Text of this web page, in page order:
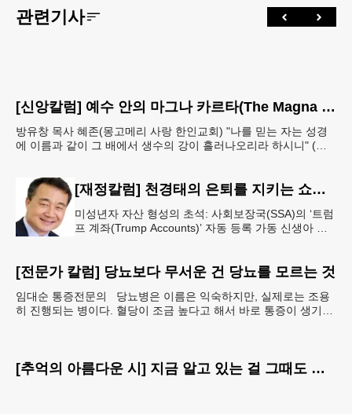
관련기사
[신앙칼럼] 예수 안의 마그나 카르타(The Magna Carta in Jesus, 요한복음John 7:38)
방유창 목사 혜존(몽고메리 사랑 한인교회) "나를 믿는 자는 성경
에 이름과 같이 그 배에서 생수의 강이 흘러나오리라 하시니" (요
[재정칼럼] 천경태의 은퇴를 지키는 쇼셜시큐리티 인사이트 - 은퇴와 생활의 기초를 지키는 가장 현실적인 제도 읽기 (18)
미성년자 자산 형성의 초석: 사회보장국(SSA)의 ‘트럼
프 계좌(Trump Accounts)’ 자동 등록 가동 신생아 출
[전문가 칼럼] 당뇨보다 무서운 건 당뇨를 모르는 것
임대순 통증전문의 당뇨병은 이름은 익숙하지만, 실제로는 조용
히 진행되는 병이다. 혈당이 조금 높다고 해서 바로 통증이 생기거
[추억의 아름다운 시] 지금 알고 있는 걸 그때도 알았더라면